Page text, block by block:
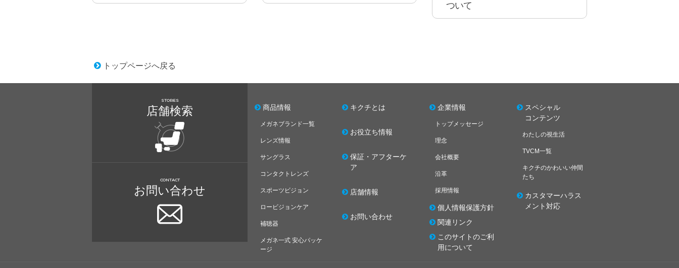
ついて
トップページへ戻る
STORES
店舗検索
CONTACT
お問い合わせ
商品情報
メガネブランド一覧
レンズ情報
サングラス
コンタクトレンズ
スポーツビジョン
ロービジョンケア
補聴器
メガネ一式 安心パッケ
ージ
キクチとは
お役立ち情報
保証・アフターケ
ア
店舗情報
お問い合わせ
企業情報
トップメッセージ
理念
会社概要
沿革
採用情報
個人情報保護方針
関連リンク
このサイトのご利
用について
スペシャル
コンテンツ
わたしの視生活
TVCM一覧
キクチのかわいい仲間
たち
カスタマーハラス
メント対応